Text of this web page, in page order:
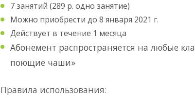
7 занятий (289 р. одно занятие)
Можно приобрести до 8 января 2021 г.
Действует в течение 1 месяца
Абонемент распространяется на любые
поющие чаши»
Правила использования: